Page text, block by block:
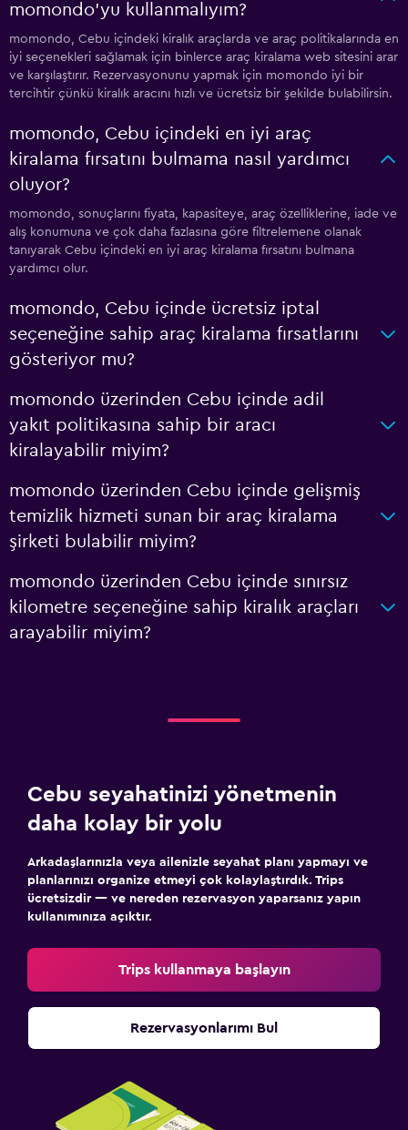
momondo'yu kullanmalıyım?
momondo, Cebu içindeki kiralık araçlarda ve araç politikalarında en
iyi seçenekleri sağlamak için binlerce araç kiralama web sitesini arar
ve karşılaştırır. Rezervasyonunu yapmak için momondo iyi bir
tercihtir çünkü kiralık aracını hızlı ve ücretsiz bir şekilde bulabilirsin.
momondo, Cebu içindeki en iyi araç
kiralama fırsatını bulmama nasıl yardımcı
oluyor?
momondo, sonuçlarını fiyata, kapasiteye, araç özelliklerine, iade ve
alış konumuna ve çok daha fazlasına göre filtrelemene olanak
tanıyarak Cebu içindeki en iyi araç kiralama fırsatını bulmana
yardımcı olur.
momondo, Cebu içinde ücretsiz iptal
seçeneğine sahip araç kiralama fırsatlarını
gösteriyor mu?
momondo üzerinden Cebu içinde adil
yakıt politikasına sahip bir aracı
kiralayabilir miyim?
momondo üzerinden Cebu içinde gelişmiş
temizlik hizmeti sunan bir araç kiralama
şirketi bulabilir miyim?
momondo üzerinden Cebu içinde sınırsız
kilometre seçeneğine sahip kiralık araçları
arayabilir miyim?
Cebu seyahatinizi yönetmenin
daha kolay bir yolu
Arkadaşlarınızla veya ailenizle seyahat planı yapmayı ve
planlarınızı organize etmeyi çok kolaylaştırdık. Trips
ücretsizdir — ve nereden rezervasyon yaparsanız yapın
kullanımınıza açıktır.
Trips kullanmaya başlayın
Rezervasyonlarımı Bul